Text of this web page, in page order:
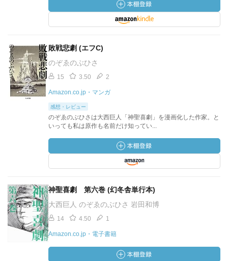
敗戦悲劇 (エフC)
のぞゑのぶひさ
15 3.50 2
Amazon.co.jp・マンガ
感想・レビュー
のぞゑのぶひさは大西巨人「神聖喜劇」を漫画化した作家。と
いっても私は原作も名前だけ知ってい...
神聖喜劇 第六巻 (幻冬舎単行本)
大西巨人 のぞゑのぶひさ 岩田和博
14 4.50 1
Amazon.co.jp・電子書籍